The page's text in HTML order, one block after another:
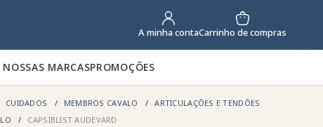
A minha contaCarrinho de compras
NOSSAS MARCASPROMOÇÕES
CUIDADOS MEMBROS CAVALO
ARTICULAÇÕES E TENDÕES
CAPSIBLIST AUDEVARD